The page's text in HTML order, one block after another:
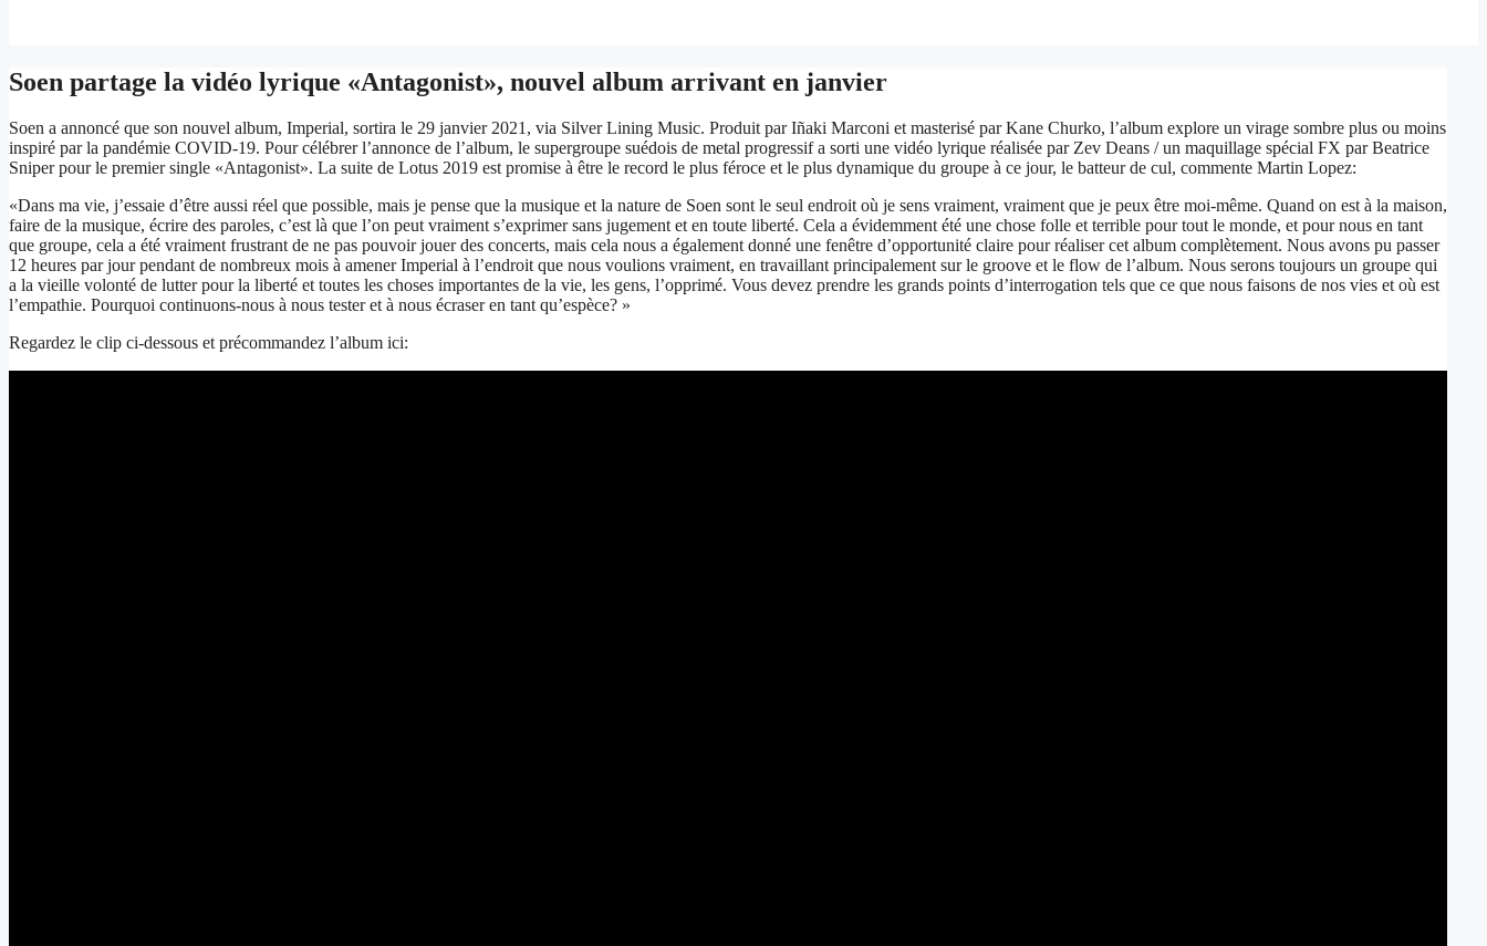
Soen partage la vidéo lyrique «Antagonist», nouvel album arrivant en janvier
Soen a annoncé que son nouvel album, Imperial, sortira le 29 janvier 2021, via Silver Lining Music. Produit par Iñaki Marconi et masterisé par Kane Churko, l’album explore un virage sombre plus ou moins
inspiré par la pandémie COVID-19. Pour célébrer l’annonce de l’album, le supergroupe suédois de metal progressif a sorti une vidéo lyrique réalisée par Zev Deans / un maquillage spécial FX par Beatrice
Sniper pour le premier single «Antagonist». La suite de Lotus 2019 est promise à être le record le plus féroce et le plus dynamique du groupe à ce jour, le batteur de cul, commente Martin Lopez:
«Dans ma vie, j’essaie d’être aussi réel que possible, mais je pense que la musique et la nature de Soen sont le seul endroit où je sens vraiment, vraiment que je peux être moi-même. Quand on est à la maison,
faire de la musique, écrire des paroles, c’est là que l’on peut vraiment s’exprimer sans jugement et en toute liberté. Cela a évidemment été une chose folle et terrible pour tout le monde, et pour nous en tant
que groupe, cela a été vraiment frustrant de ne pas pouvoir jouer des concerts, mais cela nous a également donné une fenêtre d’opportunité claire pour réaliser cet album complètement. Nous avons pu passer
12 heures par jour pendant de nombreux mois à amener Imperial à l’endroit que nous voulions vraiment, en travaillant principalement sur le groove et le flow de l’album. Nous serons toujours un groupe qui
a la vieille volonté de lutter pour la liberté et toutes les choses importantes de la vie, les gens, l’opprimé. Vous devez prendre les grands points d’interrogation tels que ce que nous faisons de nos vies et où est
l’empathie. Pourquoi continuons-nous à nous tester et à nous écraser en tant qu’espèce? »
Regardez le clip ci-dessous et précommandez l’album ici: